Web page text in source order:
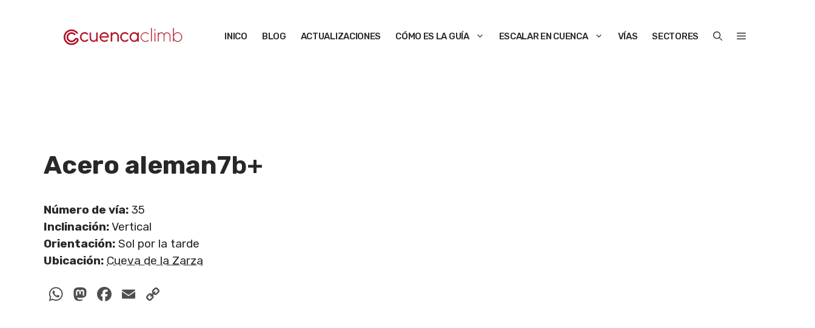
INICO BLOG ACTUALIZACIONES CÓMO ES LA GUÍA ESCALAR EN CUENCA VÍAS SECTORES
Acero aleman7b+
Número de vía: 35
Inclinación:Vertical
Orientación: Sol por la tarde
Ubicación: Cueva de la Zarza
WhatsApp
Mastodon
Facebook
Email